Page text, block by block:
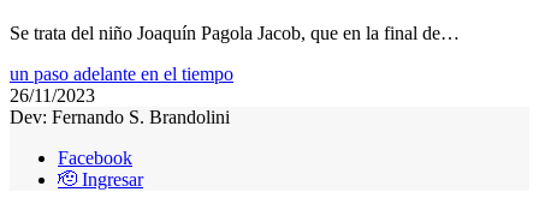
Se trata del niño Joaquín Pagola Jacob, que en la final de…
un paso adelante en el tiempo
26/11/2023
Dev: Fernando S. Brandolini
Facebook
🫡 Ingresar